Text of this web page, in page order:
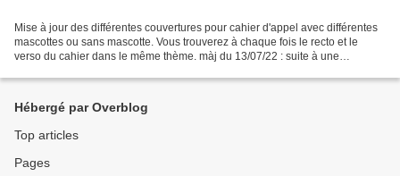
Mise à jour des différentes couvertures pour cahier d'appel avec différentes
mascottes ou sans mascotte. Vous trouverez à chaque fois le recto et le
verso du cahier dans le même thème. màj du 13/07/22 : suite à une
Hébergé par Overblog
Top articles
Pages